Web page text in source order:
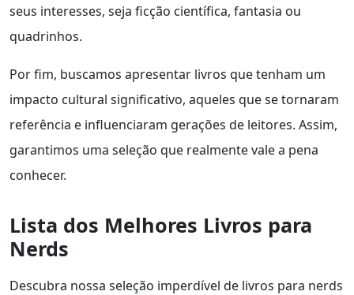
seus interesses, seja ficção científica, fantasia ou
quadrinhos.
Por fim, buscamos apresentar livros que tenham um
impacto cultural significativo, aqueles que se tornaram
referência e influenciaram gerações de leitores. Assim,
garantimos uma seleção que realmente vale a pena
conhecer.
Lista dos Melhores Livros para
Nerds
Descubra nossa seleção imperdível de livros para nerds